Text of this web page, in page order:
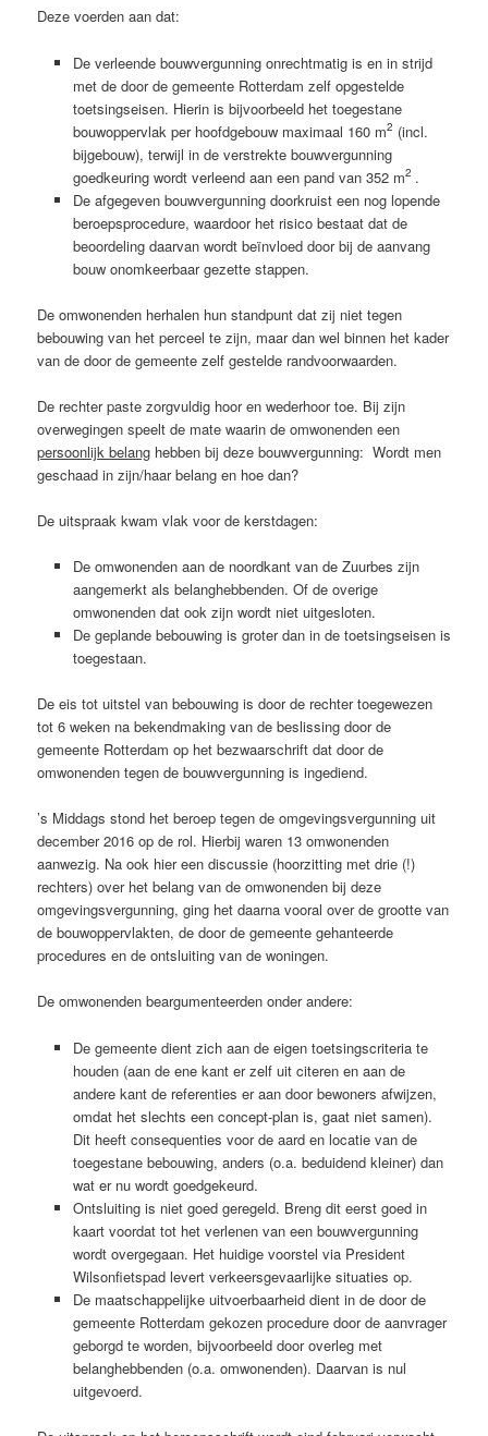
Deze voerden aan dat:
De verleende bouwvergunning onrechtmatig is en in strijd
met de door de gemeente Rotterdam zelf opgestelde
toetsingseisen. Hierin is bijvoorbeeld het toegestane
bouwoppervlak per hoofdgebouw maximaal 160 m2 (incl.
bijgebouw), terwijl in de verstrekte bouwvergunning
goedkeuring wordt verleend aan een pand van 352 m2 .
De afgegeven bouwvergunning doorkruist een nog lopende
beroepsprocedure, waardoor het risico bestaat dat de
beoordeling daarvan wordt beïnvloed door bij de aanvang
bouw onomkeerbaar gezette stappen.
De omwonenden herhalen hun standpunt dat zij niet tegen
bebouwing van het perceel te zijn, maar dan wel binnen het kader
van de door de gemeente zelf gestelde randvoorwaarden.
De rechter paste zorgvuldig hoor en wederhoor toe. Bij zijn
overwegingen speelt de mate waarin de omwonenden een
persoonlijk belang hebben bij deze bouwvergunning: Wordt men
geschaad in zijn/haar belang en hoe dan?
De uitspraak kwam vlak voor de kerstdagen:
De omwonenden aan de noordkant van de Zuurbes zijn
aangemerkt als belanghebbenden. Of de overige
omwonenden dat ook zijn wordt niet uitgesloten.
De geplande bebouwing is groter dan in de toetsingseisen is
toegestaan.
De eis tot uitstel van bebouwing is door de rechter toegewezen
tot 6 weken na bekendmaking van de beslissing door de
gemeente Rotterdam op het bezwaarschrift dat door de
omwonenden tegen de bouwvergunning is ingediend.
’s Middags stond het beroep tegen de omgevingsvergunning uit
december 2016 op de rol. Hierbij waren 13 omwonenden
aanwezig. Na ook hier een discussie (hoorzitting met drie (!)
rechters) over het belang van de omwonenden bij deze
omgevingsvergunning, ging het daarna vooral over de grootte van
de bouwoppervlakten, de door de gemeente gehanteerde
procedures en de ontsluiting van de woningen.
De omwonenden beargumenteerden onder andere:
De gemeente dient zich aan de eigen toetsingscriteria te
houden (aan de ene kant er zelf uit citeren en aan de
andere kant de referenties er aan door bewoners afwijzen,
omdat het slechts een concept-plan is, gaat niet samen).
Dit heeft consequenties voor de aard en locatie van de
toegestane bebouwing, anders (o.a. beduidend kleiner) dan
wat er nu wordt goedgekeurd.
Ontsluiting is niet goed geregeld. Breng dit eerst goed in
kaart voordat tot het verlenen van een bouwvergunning
wordt overgegaan. Het huidige voorstel via President
Wilsonfietspad levert verkeersgevaarlijke situaties op.
De maatschappelijke uitvoerbaarheid dient in de door de
gemeente Rotterdam gekozen procedure door de aanvrager
geborgd te worden, bijvoorbeeld door overleg met
belanghebbenden (o.a. omwonenden). Daarvan is nul
uitgevoerd.